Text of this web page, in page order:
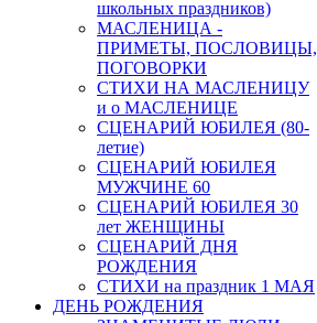
школьных праздников)
МАСЛЕНИЦА -
ПРИМЕТЫ, ПОСЛОВИЦЫ,
ПОГОВОРКИ
СТИХИ НА МАСЛЕНИЦУ
и о МАСЛЕНИЦЕ
СЦЕНАРИЙ ЮБИЛЕЯ (80-
летие)
СЦЕНАРИЙ ЮБИЛЕЯ
МУЖЧИНЕ 60
СЦЕНАРИЙ ЮБИЛЕЯ 30
лет ЖЕНЩИНЫ
СЦЕНАРИЙ ДНЯ
РОЖДЕНИЯ
СТИХИ на праздник 1 МАЯ
ДЕНЬ РОЖДЕНИЯ